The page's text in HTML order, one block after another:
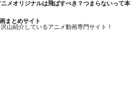
メオリジナルは飛ばすべき？つまらないって本
まとめサイト
山紹介しているアニメ動画専門サイト！